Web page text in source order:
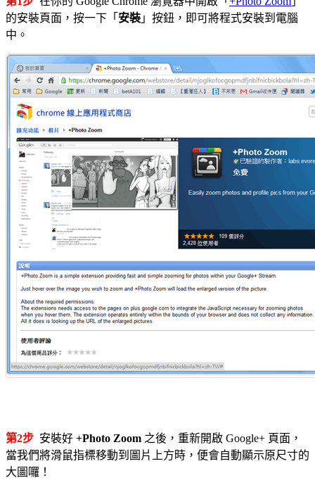
的安裝頁面，按一下「 安裝 」按鈕，即可將程式安裝到電腦
中。
第2步 安裝好 +Photo Zoom 之後，重新開啟 Google+ 頁面，
當我們將滑鼠指標移動到圖片上方時，便會自動顯示原尺寸的
大圖囉！